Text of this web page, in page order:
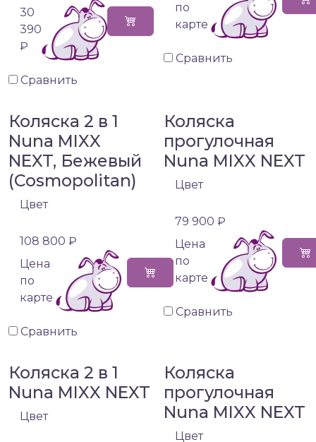
30
390
₽
Сравнить
по
карте
Сравнить
Коляска 2 в 1
Nuna MIXX
NEXT, Бежевый
(Cosmopolitan)
Цвет
108 800 ₽
Цена
по
карте
Сравнить
Коляска
прогулочная
Nuna MIXX NEXT
Цвет
79 900 ₽
Цена
по
карте
Сравнить
Коляска 2 в 1
Nuna MIXX NEXT
Цвет
Коляска
прогулочная
Nuna MIXX NEXT
Цвет